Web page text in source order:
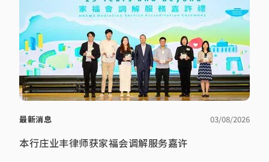
最新消息 03/08/2026
本行庄业丰律师获家福会调解服务嘉许